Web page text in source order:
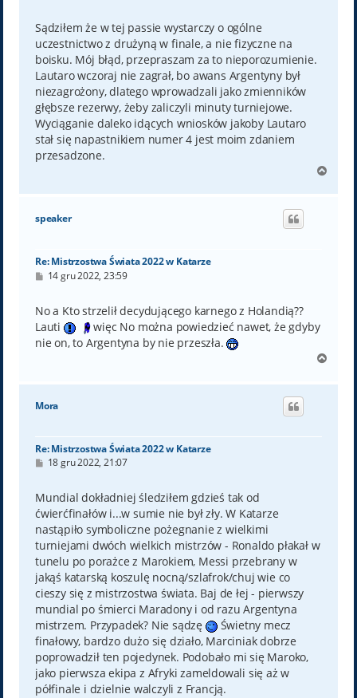
t
Sądziłem że w tej passie wystarczy o ogólne
uczestnictwo z drużyną w finale, a nie fizyczne na
boisku. Mój błąd, przepraszam za to nieporozumienie.
Lautaro wczoraj nie zagrał, bo awans Argentyny był
niezagrożony, dlatego wprowadzali jako zmienników
głębsze rezerwy, żeby zaliczyli minuty turniejowe.
Wyciąganie daleko idących wniosków jakoby Lautaro
stał się napastnikiem numer 4 jest moim zdaniem
przesadzone.
g
speaker
Re: Mistrzostwa Świata 2022 w Katarze
P
t
14 gru 2022, 23:59
No a Kto strzelił decydującego karnego z Holandią??
Lauti
więc No można powiedzieć nawet, że gdyby
nie on, to Argentyna by nie przeszła.
g
Mora
Re: Mistrzostwa Świata 2022 w Katarze
P
t
18 gru 2022, 21:07
Mundial dokładniej śledziłem gdzieś tak od
ćwierćfinałów i...w sumie nie był zły. W Katarze
nastąpiło symboliczne pożegnanie z wielkimi
turniejami dwóch wielkich mistrzów - Ronaldo płakał w
tunelu po porażce z Marokiem, Messi przebrany w
jakąś katarską koszulę nocną/szlafrok/chuj wie co
cieszy się z mistrzostwa świata. Baj de łej - pierwszy
mundial po śmierci Maradony i od razu Argentyna
mistrzem. Przypadek? Nie sądzę
Świetny mecz
finałowy, bardzo dużo się działo, Marciniak dobrze
poprowadził ten pojedynek. Podobało mi się Maroko,
jako pierwsza ekipa z Afryki zameldowali się aż w
półfinale i dzielnie walczyli z Francją.